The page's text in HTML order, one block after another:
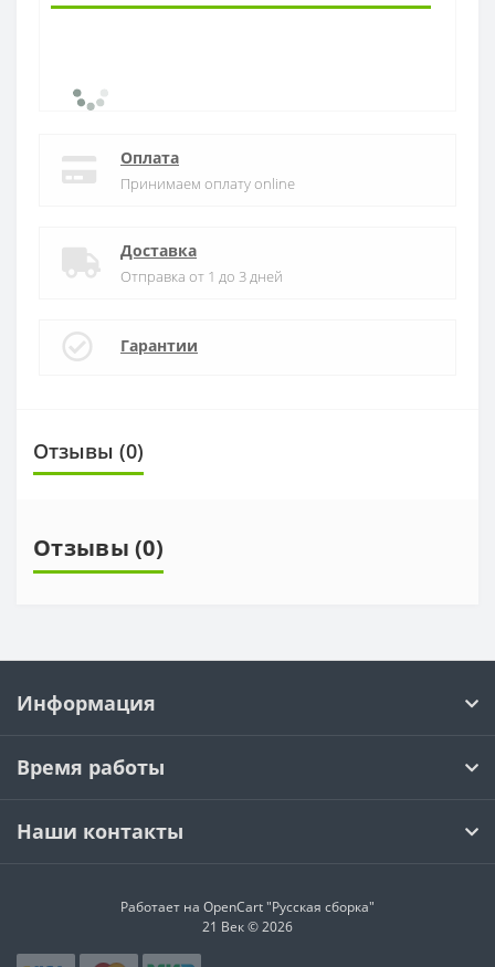
Оплата
Принимаем оплату online
Доставка
Отправка от 1 до 3 дней
Гарантии
Отзывы (0)
Отзывы (0)
Информация
Время работы
Наши контакты
Работает на OpenCart "Русская сборка"
21 Век © 2026